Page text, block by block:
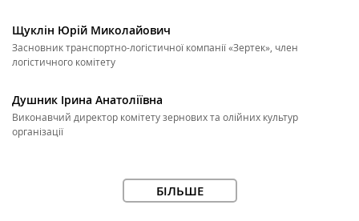
Щуклін Юрій Миколайович
Засновник транспортно-логістичної компанії «Зертек», член
логістичного комітету
Душник Ірина Анатоліївна
Виконавчий директор комітету зернових та олійних культур
організації
БІЛЬШЕ